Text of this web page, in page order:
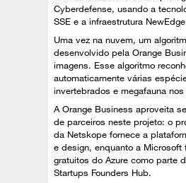
Cyberdefense, usando a
SSE e a infraestrutura
Uma vez na nuvem, um
desenvolvido pela Orange
imagens. Esse algoritmo
automaticamente várias
invertebrados e megafauna
A Orange Business aproveita
de parceiros neste projeto: o
da Netskope fornece a
e design, enquanto a Microsoft
gratuitos do Azure como parte
Startups Founders Hub.